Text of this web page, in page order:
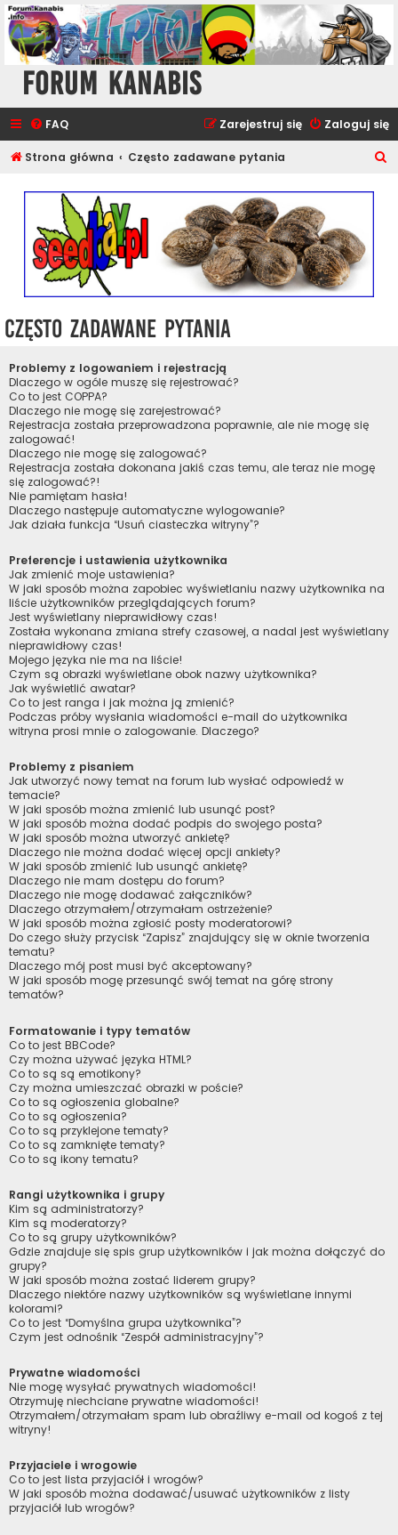
Forum Kanabis
FAQ Zaloguj się
Zarejestruj się
Strona główna Często zadawane pytania
Często zadawane pytania
Problemy z logowaniem i rejestracją
Dlaczego w ogóle muszę się rejestrować?
Co to jest COPPA?
Dlaczego nie mogę się zarejestrować?
Rejestracja została przeprowadzona poprawnie, ale nie mogę się
zalogować!
Dlaczego nie mogę się zalogować?
Rejestracja została dokonana jakiś czas temu, ale teraz nie mogę
się zalogować?!
Nie pamiętam hasła!
Dlaczego następuje automatyczne wylogowanie?
Jak działa funkcja “Usuń ciasteczka witryny”?
Preferencje i ustawienia użytkownika
Jak zmienić moje ustawienia?
W jaki sposób można zapobiec wyświetlaniu nazwy użytkownika na
liście użytkowników przeglądających forum?
Jest wyświetlany nieprawidłowy czas!
Została wykonana zmiana strefy czasowej, a nadal jest wyświetlany
nieprawidłowy czas!
Mojego języka nie ma na liście!
Czym są obrazki wyświetlane obok nazwy użytkownika?
Jak wyświetlić awatar?
Co to jest ranga i jak można ją zmienić?
Podczas próby wysłania wiadomości e-mail do użytkownika
witryna prosi mnie o zalogowanie. Dlaczego?
Problemy z pisaniem
Jak utworzyć nowy temat na forum lub wysłać odpowiedź w
temacie?
W jaki sposób można zmienić lub usunąć post?
W jaki sposób można dodać podpis do swojego posta?
W jaki sposób można utworzyć ankietę?
Dlaczego nie można dodać więcej opcji ankiety?
W jaki sposób zmienić lub usunąć ankietę?
Dlaczego nie mam dostępu do forum?
Dlaczego nie mogę dodawać załączników?
Dlaczego otrzymałem/otrzymałam ostrzeżenie?
W jaki sposób można zgłosić posty moderatorowi?
Do czego służy przycisk “Zapisz” znajdujący się w oknie tworzenia
tematu?
Dlaczego mój post musi być akceptowany?
W jaki sposób mogę przesunąć swój temat na górę strony
tematów?
Formatowanie i typy tematów
Co to jest BBCode?
Czy można używać języka HTML?
Co to są są emotikony?
Czy można umieszczać obrazki w poście?
Co to są ogłoszenia globalne?
Co to są ogłoszenia?
Co to są przyklejone tematy?
Co to są zamknięte tematy?
Co to są ikony tematu?
Rangi użytkownika i grupy
Kim są administratorzy?
Kim są moderatorzy?
Co to są grupy użytkowników?
Gdzie znajduje się spis grup użytkowników i jak można dołączyć do
grupy?
W jaki sposób można zostać liderem grupy?
Dlaczego niektóre nazwy użytkowników są wyświetlane innymi
kolorami?
Co to jest “Domyślna grupa użytkownika”?
Czym jest odnośnik “Zespół administracyjny”?
Prywatne wiadomości
Nie mogę wysyłać prywatnych wiadomości!
Otrzymuję niechciane prywatne wiadomości!
Otrzymałem/otrzymałam spam lub obraźliwy e-mail od kogoś z tej
witryny!
Przyjaciele i wrogowie
Co to jest lista przyjaciół i wrogów?
W jaki sposób można dodawać/usuwać użytkowników z listy
przyjaciół lub wrogów?